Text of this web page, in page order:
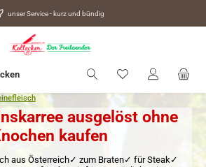
unser Service - kurz und bündig
Du hast 0
ausgelöst ohne
kaufen
aus Österreich✓ zum Braten✓ für Steak✓